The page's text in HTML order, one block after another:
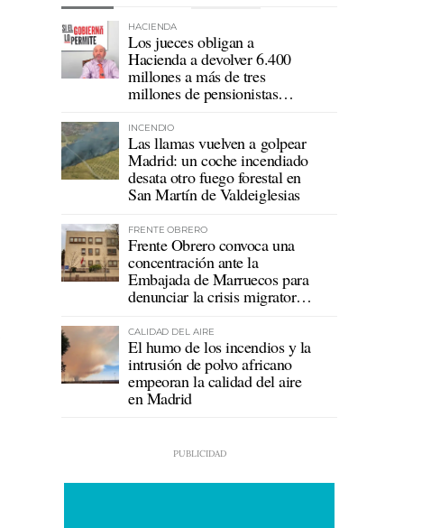
HACIENDA
Los jueces obligan a
Hacienda a devolver 6.400
millones a más de tres
millones de pensionistas
INCENDIO
Las llamas vuelven a golpear
Madrid: un coche incendiado
desata otro fuego forestal en
San Martín de Valdeiglesias
FRENTE OBRERO
Frente Obrero convoca una
concentración ante la
Embajada de Marruecos para
denunciar la crisis migratoria
CALIDAD DEL AIRE
El humo de los incendios y la
intrusión de polvo africano
empeoran la calidad del aire
en Madrid